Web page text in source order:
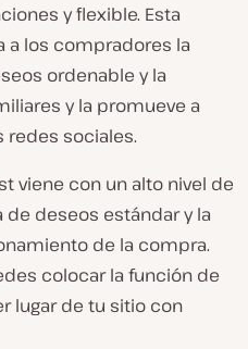
y flexible. Esta
a los compradores la
ordenable y la
y la promueve a
redes sociales.
viene con un alto nivel de
deseos estándar y la
de la compra.
colocar la función de
lugar de tu sitio con